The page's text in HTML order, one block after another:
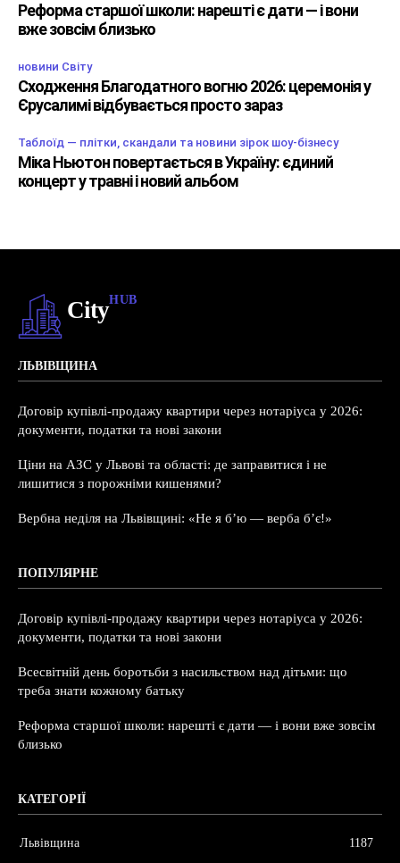
Реформа старшої школи: нарешті є дати — і вони
вже зовсім близько
новини Світу
Сходження Благодатного вогню 2026: церемонія у
Єрусалимі відбувається просто зараз
Таблоїд — плітки, скандали та новини зірок шоу-бізнесу
Міка Ньютон повертається в Україну: єдиний
концерт у травні і новий альбом
CityHUB
ЛЬВІВЩИНА
Договір купівлі-продажу квартири через нотаріуса у 2026:
документи, податки та нові закони
Ціни на АЗС у Львові та області: де заправитися і не
лишитися з порожніми кишенями?
Вербна неділя на Львівщині: «Не я б’ю — верба б’є!»
ПОПУЛЯРНЕ
Договір купівлі-продажу квартири через нотаріуса у 2026:
документи, податки та нові закони
Всесвітній день боротьби з насильством над дітьми: що
треба знати кожному батьку
Реформа старшої школи: нарешті є дати — і вони вже зовсім
близько
КАТЕГОРІЇ
Львівщина 1187